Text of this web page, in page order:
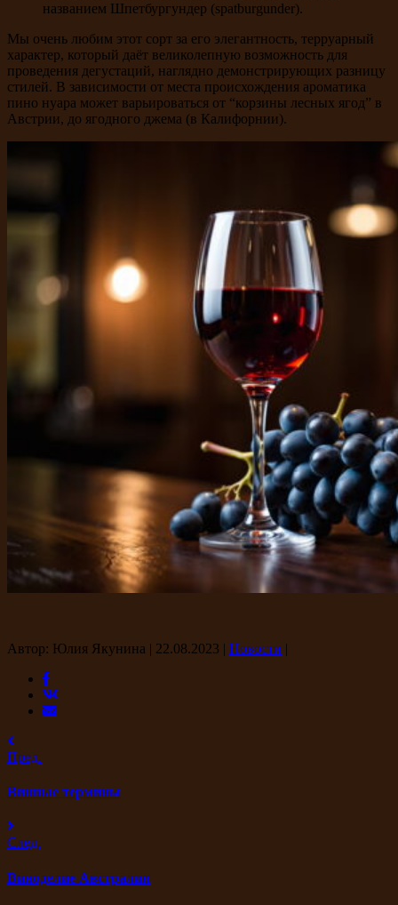
названием Шпетбургундер (spatburgunder).
Мы очень любим этот сорт за его элегантность, терруарный
характер, который даёт великолепную возможность для
проведения дегустаций, наглядно демонстрирующих разницу
стилей. В зависимости от места происхождения ароматика
пино нуара может варьироваться от “корзины лесных ягод” в
Австрии, до ягодного джема (в Калифорнии).
Автор: Юлия Якунина | 22.08.2023 | Новости |
Пред.
Винные термины
След.
Виноделие Австралии